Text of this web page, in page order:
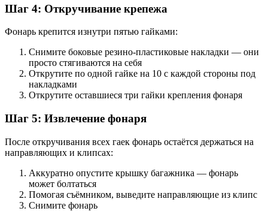
Шаг 4: Откручивание крепежа
Фонарь крепится изнутри пятью гайками:
Снимите боковые резино-пластиковые накладки — они
просто стягиваются на себя
Открутите по одной гайке на 10 с каждой стороны под
накладками
Открутите оставшиеся три гайки крепления фонаря
Шаг 5: Извлечение фонаря
После откручивания всех гаек фонарь остаётся держаться на
направляющих и клипсах:
Аккуратно опустите крышку багажника — фонарь
может болтаться
Помогая съёмником, выведите направляющие из клипс
Снимите фонарь